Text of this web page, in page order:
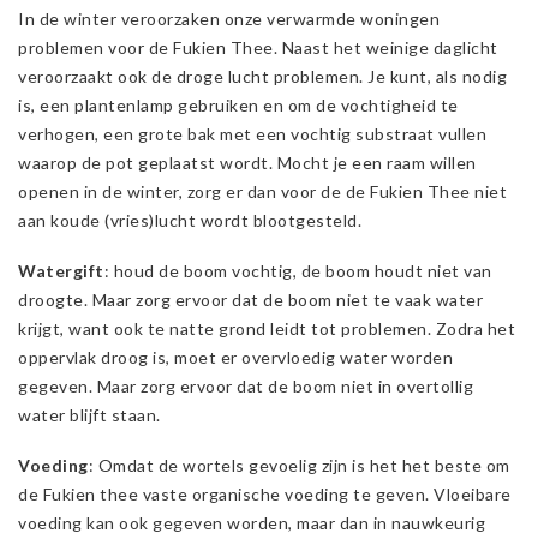
In de winter veroorzaken onze verwarmde woningen
problemen voor de Fukien Thee. Naast het weinige daglicht
veroorzaakt ook de droge lucht problemen. Je kunt, als nodig
is, een plantenlamp gebruiken en om de vochtigheid te
verhogen, een grote bak met een vochtig substraat vullen
waarop de pot geplaatst wordt. Mocht je een raam willen
openen in de winter, zorg er dan voor de de Fukien Thee niet
aan koude (vries)lucht wordt blootgesteld.
Watergift: houd de boom vochtig, de boom houdt niet van
droogte. Maar zorg ervoor dat de boom niet te vaak water
krijgt, want ook te natte grond leidt tot problemen. Zodra het
oppervlak droog is, moet er overvloedig water worden
gegeven. Maar zorg ervoor dat de boom niet in overtollig
water blijft staan.
Voeding: Omdat de wortels gevoelig zijn is het het beste om
de Fukien thee vaste organische voeding te geven. Vloeibare
voeding kan ook gegeven worden, maar dan in nauwkeurig